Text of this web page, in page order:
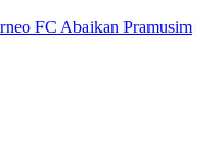
FC Abaikan Pramusim